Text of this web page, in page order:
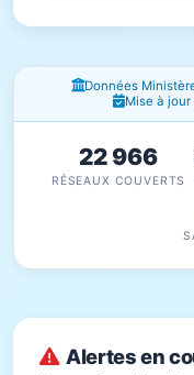
Résultats de
Fenêtres
Données
Mise à
22 966
RÉSEAUX COUVERTS
Alertes en